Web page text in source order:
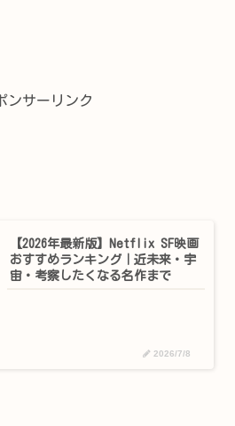
ンサーリンク
【2026年最新版】Netflix SF映画
おすすめランキング｜近未来・宇
宙・考察したくなる名作まで
2026/7/8